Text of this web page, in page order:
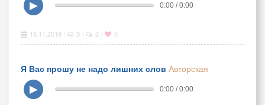
▶
0:00 / 0:00
18.11.2019 5 2 0
Я Вас прошу не надо лишних слов Авторская
▶
0:00 / 0:00